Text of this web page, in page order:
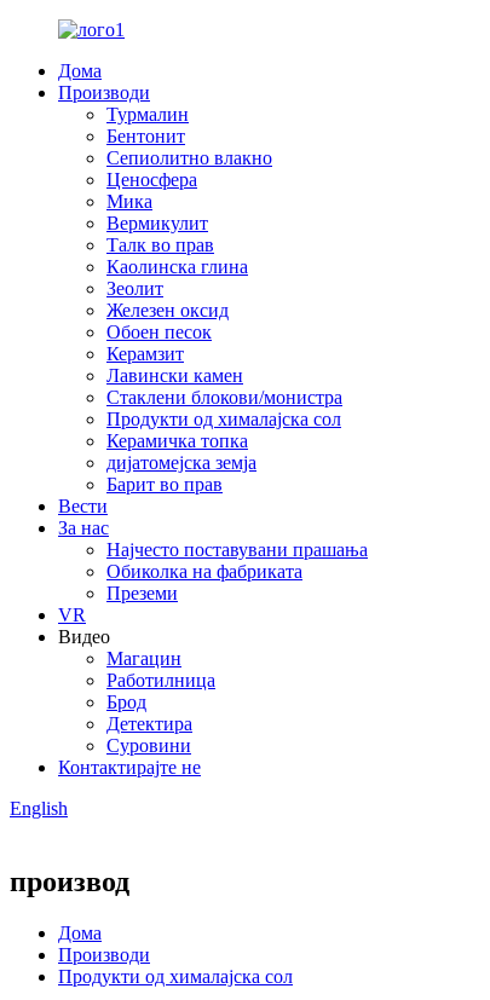
Дома
Производи
Турмалин
Бентонит
Сепиолитно влакно
Ценосфера
Мика
Вермикулит
Талк во прав
Каолинска глина
Зеолит
Железен оксид
Обоен песок
Керамзит
Лавински камен
Стаклени блокови/монистра
Продукти од хималајска сол
Керамичка топка
дијатомејска земја
Барит во прав
Вести
За нас
Најчесто поставувани прашања
Обиколка на фабриката
Преземи
VR
Видео
Магацин
Работилница
Брод
Детектира
Суровини
Контактирајте не
English
производ
Дома
Производи
Продукти од хималајска сол